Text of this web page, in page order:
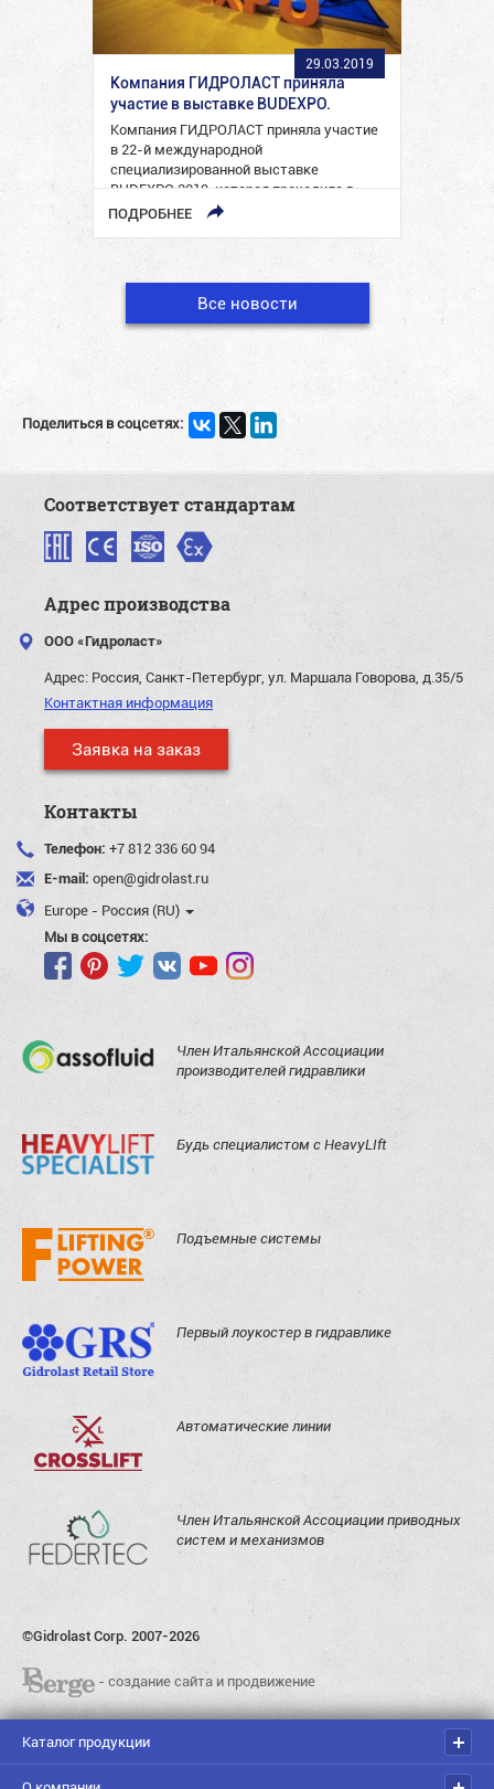
29.03.2019
Компания ГИДРОЛАСТ приняла
участие в выставке BUDEXPO.
Компания ГИДРОЛАСТ приняла участие
в 22-й международной
специализированной выставке
BUDEXPO 2019, которая проходила в
период с 26 по 29 марта…
ПОДРОБНЕЕ
Все новости
Поделиться в соцсетях:
Соответствует стандартам
Адрес производства
ООО «Гидроласт»
Адрес: Россия, Санкт-Петербург, ул. Маршала Говорова, д.35/5
Контактная информация
Заявка на заказ
Контакты
Телефон: +7 812 336 60 94
E-mail: open@gidrolast.ru
Europe - Россия (RU)
Мы в соцсетях:
Член Итальянской Ассоциации
производителей гидравлики
Будь специалистом с HeavyLIft
Подъемные системы
Первый лоукостер в гидравлике
Автоматические линии
Член Итальянской Ассоциации приводных
систем и механизмов
©Gidrolast Corp. 2007-2026
- создание сайта и продвижение
Каталог продукции